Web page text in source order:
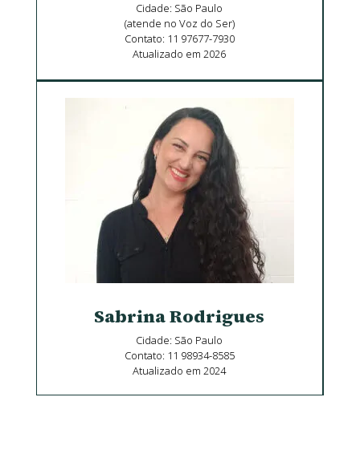
Cidade: São Paulo
(atende no Voz do Ser)
Contato: 11 97677-7930
Atualizado em 2026
Sabrina Rodrigues
Cidade: São Paulo
Contato: 11 98934-8585
Atualizado em 2024